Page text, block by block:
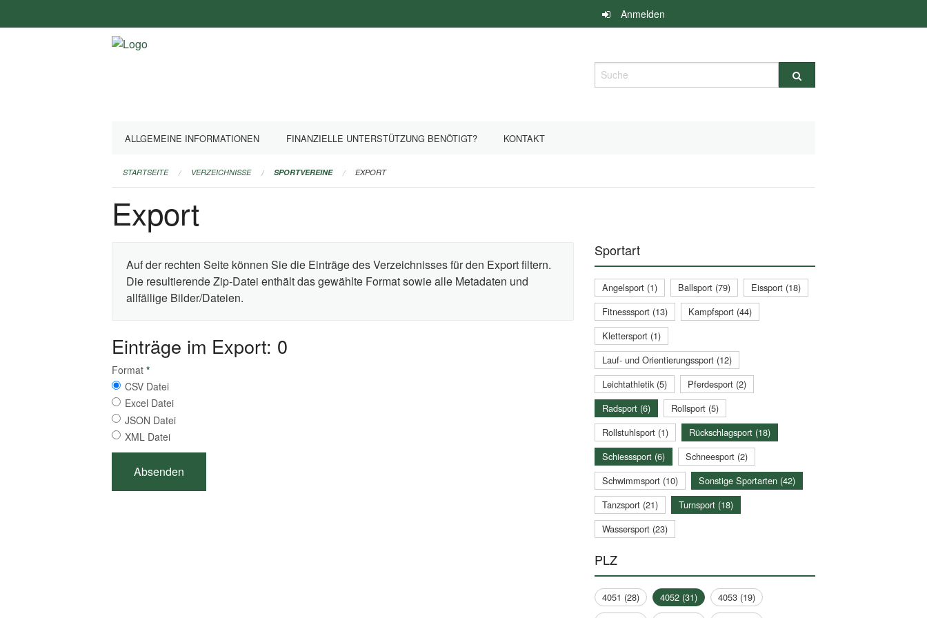
überspringen
Anmelden
Suche
ALLGEMEINE INFORMATIONEN FINANZIELLE UNTERSTÜTZUNG BENÖTIGT? KONTAKT
STARTSEITE VERZEICHNISSE SPORTVEREINE EXPORT
Export
Auf der rechten Seite können Sie die Einträge des Verzeichnisses für den Export filtern.
Die resultierende Zip-Datei enthält das gewählte Format sowie alle Metadaten und
allfällige Bilder/Dateien.
Einträge im Export: 0
Format *
CSV Datei
Excel Datei
JSON Datei
XML Datei
Sportart
Angelsport (1) Ballsport (79)
Eissport (18)
Fitnesssport (13)
Kampfsport (44)
Klettersport (1)
Lauf- und Orientierungssport (12)
Leichtathletik (5)
Pferdesport (2)
Radsport (6)
Rollsport (5)
Rollstuhlsport (1)
Rückschlagsport (18)
Schiesssport (6)
Schneesport (2)
Schwimmsport (10)
Sonstige Sportarten (42)
Tanzsport (21)
Turnsport (18)
Wassersport (23)
PLZ
4051 (28) 4052 (31)
4053 (19)